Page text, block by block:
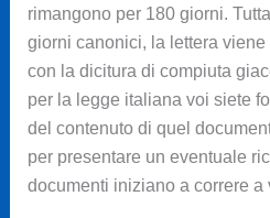
rimangono per 180 giorni.
giorni canonici, la lettera
con la dicitura di compiuta
per la legge italiana voi siete
del contenuto di quel
per presentare un eventuale
documenti iniziano a correre a